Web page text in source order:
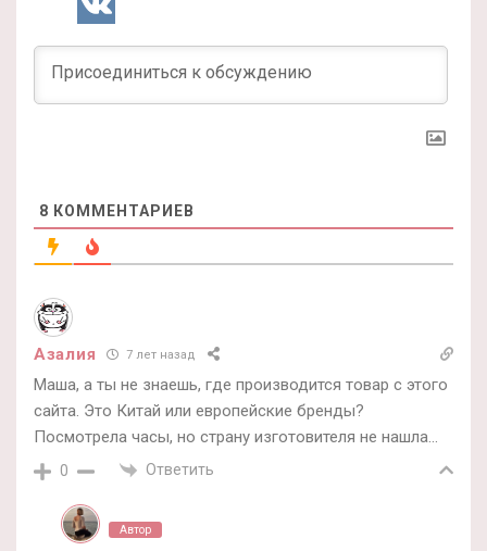
8 КОММЕНТАРИЕВ
Азалия 7 лет назад
Маша, а ты не знаешь, где производится товар с этого
сайта. Это Китай или европейские бренды?
Посмотрела часы, но страну изготовителя не нашла…
0 Ответить
Автор